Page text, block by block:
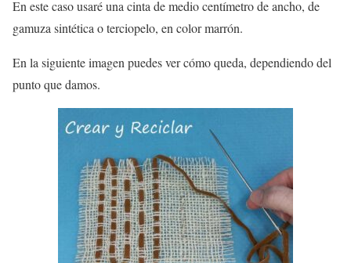
En este caso usaré una cinta de medio centímetro de ancho, de
gamuza sintética o terciopelo, en color marrón.
En la siguiente imagen puedes ver cómo queda, dependiendo del
punto que damos.